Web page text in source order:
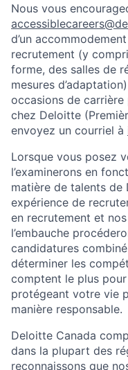
Nous vous
d’un
recrutement (y
forme, des salles de
mesures
occasions de
chez Deloitte
envoyez un courriel à
Lorsque vous posez
l’examinerons en
matière de talents de
expérience de
en recrutement et
l’embauche
candidatures
déterminer les
comptent le plus
protégeant votre vie
manière responsable.
Deloitte Canada
dans la plupart des
reconnaissons que